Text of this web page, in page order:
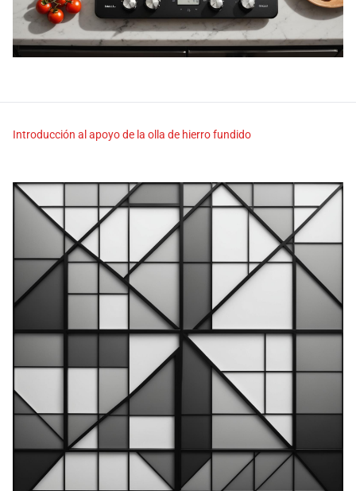
Introducción al apoyo de la olla de hierro fundido